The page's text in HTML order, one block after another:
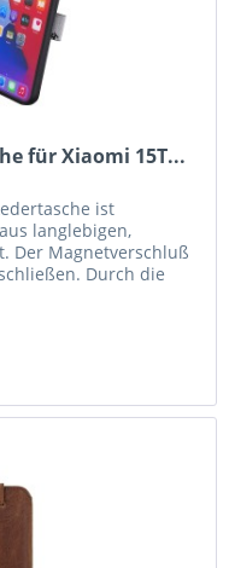
für Xiaomi 15T...
ist
langlebigen,
Der Magnetverschluß
Durch die